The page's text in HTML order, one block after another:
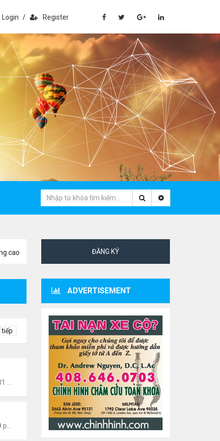
Login / Register
cao
tiếp
Văn Nghệ Hải Ngoại
Văn Nghệ Hải Ngoại
ĐĂNG KÝ
ADVERTISEMENT